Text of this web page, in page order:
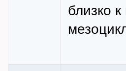
близко